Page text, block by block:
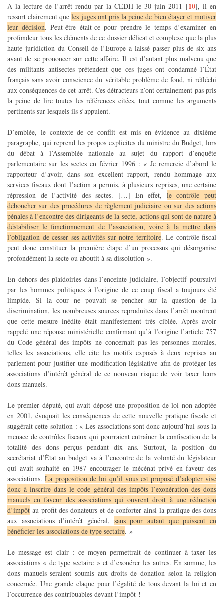
À la lecture de l’arrêt rendu par la CEDH le 30 juin 2011 [10], il en
ressort clairement queles juges ont pris la peine de bien étayer et motiver
leur décision. Peut-être était-ce pour prendre le temps d’examiner en
profondeur tous les éléments de ce dossier délicat et complexe que la plus
haute juridiction du Conseil de l’Europe a laissé passer plus de six ans
avant de se prononcer sur cette affaire. Il est d’autant plus malvenu que
des militants antisectes prétendent que ces juges ont condamné l’État
français sans avoir conscience du véritable problème de fond, ni réfléchi
aux conséquences de cet arrêt. Ces détracteurs n’ont certainement pas pris
la peine de lire toutes les références citées, tout comme les arguments
pertinents sur lesquels ils s’appuient.
D’emblée, le contexte de ce conflit est mis en évidence au dixième
paragraphe, qui reprend les propos explicites du ministre du Budget, lors
du débat à l’Assemblée nationale au sujet du rapport d’enquête
parlementaire sur les sectes en février 1996 : « Je remercie d’abord le
rapporteur d’avoir, dans son excellent rapport, rendu hommage aux
services fiscaux dont l’action a permis, à plusieurs reprises, une certaine
répression de l’activité des sectes. […] En effet, le contrôle peut
déboucher sur des procédures de règlement judiciaire ou sur des actions
pénales à l’encontre des dirigeants de la secte, actions qui sont de nature à
déstabiliser le fonctionnement de l’association, voire à la mettre dans
l’obligation de cesser ses activités sur notre territoire. Le contrôle fiscal
peut donc constituer la première étape d’un processus qui désorganise
profondément la secte ou aboutit à sa dissolution ».
En dehors des plaidoiries dans l’enceinte judiciaire, l’objectif poursuivi
par les hommes politiques à l’origine de ce coup fiscal a toujours été
limpide. Si la cour ne pouvait se pencher sur la question de la
discrimination, les nombreuses sources reproduites dans l’arrêt montrent
que cette mesure inédite était manifestement très ciblée. Après avoir
rappelé une réponse ministérielle confirmant qu’à l’origine l’article 757
du Code général des impôts ne concernait pas les personnes morales,
telles les associations, elle cite les motifs exposés à deux reprises au
parlement pour justifier une modification législative afin de protéger les
associations d’intérêt général de ce nouveau risque de voir taxer leurs
dons manuels.
Le premier député, qui avait déposé une proposition de loi non adoptée
en 2001, évoquait les conséquences de cette nouvelle pratique fiscale et
suggérait cette solution : « Les associations sont donc aujourd’hui sous la
menace de contrôles fiscaux qui pourraient entraîner la confiscation de la
totalité des dons perçus pendant dix ans. Surtout, la position du
secrétariat d’État au budget va à l’encontre de la volonté du législateur
qui avait souhaité en 1987 encourager le mécénat privé en faveur des
associations.La proposition de loi qu’il vous est proposé d’adopter vise
donc à inscrire dans le code général des impôts l’exonération des dons
manuels en faveur des associations qui ouvrent droit à une réduction
d’impôt au profit des donateurs et de conforter ainsi la pratique des dons
aux associations d’intérêt général, sans pour autant que puissent en
bénéficier les associations de type sectaire. »
Le message est clair : ce moyen permettrait de continuer à taxer les
associations « de type sectaire » et d’exonérer les autres. En somme, les
dons manuels seraient soumis aux droits de donation selon la religion
concernée. Une grande claque pour l’égalité de tous devant la loi et en
l’occurrence des contribuables devant l’impôt !